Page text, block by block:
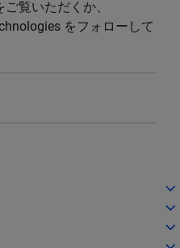
ご覧いただくか、
をフォローして